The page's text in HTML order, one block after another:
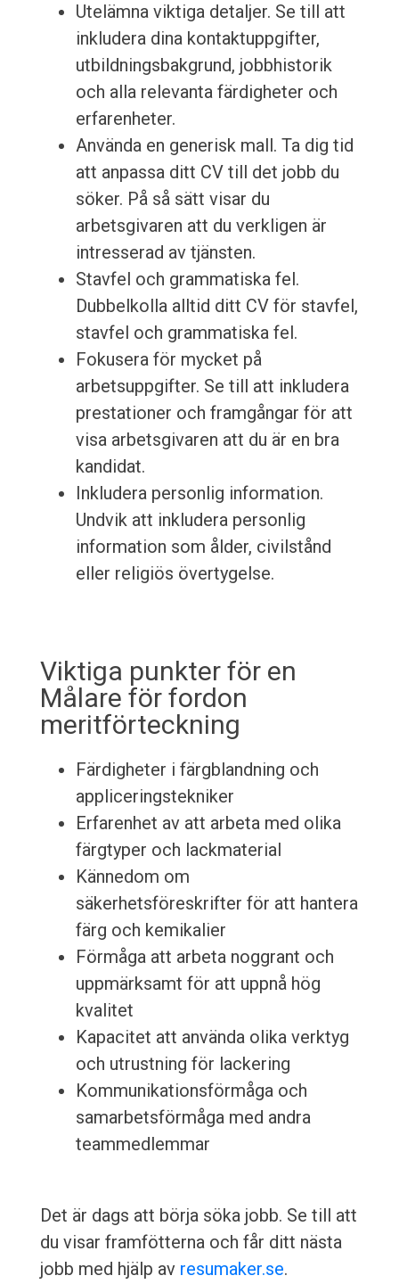
Utelämna viktiga detaljer. Se till att
inkludera dina kontaktuppgifter,
utbildningsbakgrund, jobbhistorik
och alla relevanta färdigheter och
erfarenheter.
Använda en generisk mall. Ta dig tid
att anpassa ditt CV till det jobb du
söker. På så sätt visar du
arbetsgivaren att du verkligen är
intresserad av tjänsten.
Stavfel och grammatiska fel.
Dubbelkolla alltid ditt CV för stavfel,
stavfel och grammatiska fel.
Fokusera för mycket på
arbetsuppgifter. Se till att inkludera
prestationer och framgångar för att
visa arbetsgivaren att du är en bra
kandidat.
Inkludera personlig information.
Undvik att inkludera personlig
information som ålder, civilstånd
eller religiös övertygelse.
Viktiga punkter för en
Målare för fordon
meritförteckning
Färdigheter i färgblandning och
appliceringstekniker
Erfarenhet av att arbeta med olika
färgtyper och lackmaterial
Kännedom om
säkerhetsföreskrifter för att hantera
färg och kemikalier
Förmåga att arbeta noggrant och
uppmärksamt för att uppnå hög
kvalitet
Kapacitet att använda olika verktyg
och utrustning för lackering
Kommunikationsförmåga och
samarbetsförmåga med andra
teammedlemmar
Det är dags att börja söka jobb. Se till att
du visar framfötterna och får ditt nästa
jobb med hjälp av resumaker.se.